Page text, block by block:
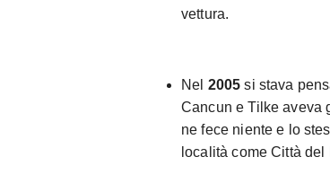
vettura.
Nel 2005 si stava
Cancun e Tilke aveva
ne fece niente e lo
località come Città del